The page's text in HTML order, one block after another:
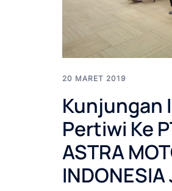
20 MARET 2019
Kunjungan
Pertiwi Ke
ASTRA